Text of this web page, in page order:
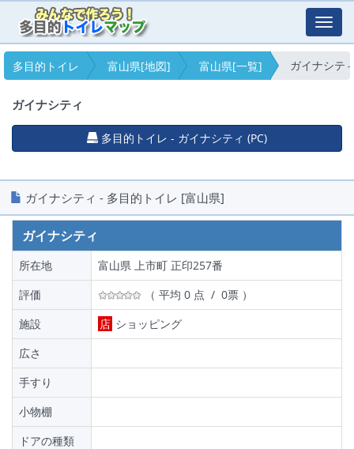
多目的トイレ
富山県[地図] 富山県[一覧] ガイナシテ
ガイナシティ
多目的トイレ - ガイナシティ (PC)
ガイナシティ - 多目的トイレ [富山県]
ガイナシティ
所在地
富山県 上市町 正印257番
評価
（ 平均 0 点 / 0票 ）
施設
店 ショッピング
広さ
手すり
小物棚
ドアの種類